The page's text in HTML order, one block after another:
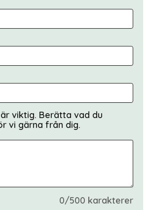
viktig. Berätta vad du
vi gärna från dig.
0/500 karakterer